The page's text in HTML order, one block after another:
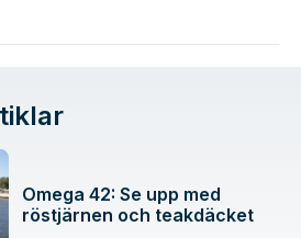
Omega 42: Se upp med
röstjärnen och teakdäcket